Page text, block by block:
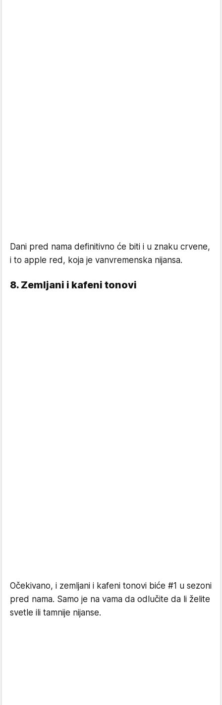
Dani pred nama definitivno će biti i u znaku crvene,
i to apple red, koja je vanvremenska nijansa.
8. Zemljani i kafeni tonovi
Očekivano, i zemljani i kafeni tonovi biće #1 u sezoni
pred nama. Samo je na vama da odlučite da li želite
svetle ili tamnije nijanse.